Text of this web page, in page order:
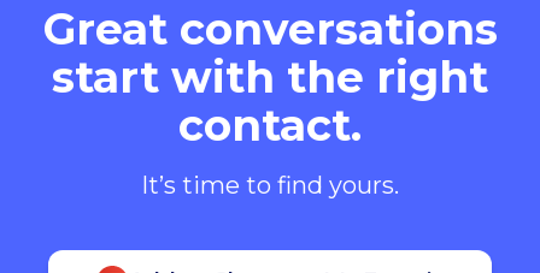
Great conversations
start with the right
contact.
It’s time to find yours.